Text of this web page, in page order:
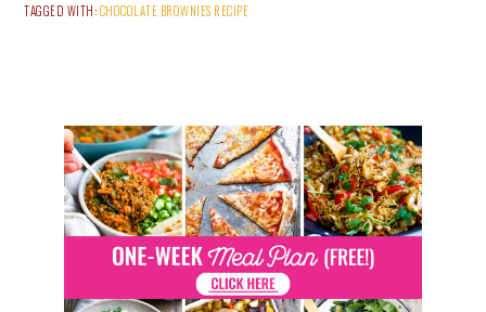
TAGGED WITH:CHOCOLATE BROWNIES RECIPE